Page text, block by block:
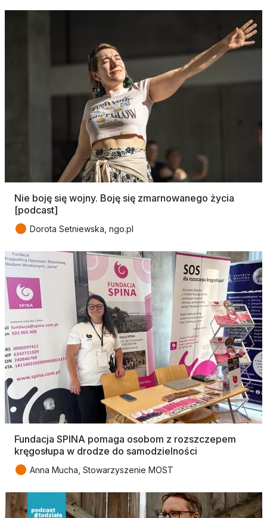
Nie boję się wojny. Boję się zmarnowanego życia
[podcast]
● Dorota Setniewska, ngo.pl
Fundacja SPINA pomaga osobom z rozszczepem
kręgosłupa w drodze do samodzielności
● Anna Mucha, Stowarzyszenie MOST